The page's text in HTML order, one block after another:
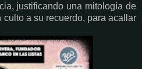
justificando una mitología de
a su recuerdo, para acallar